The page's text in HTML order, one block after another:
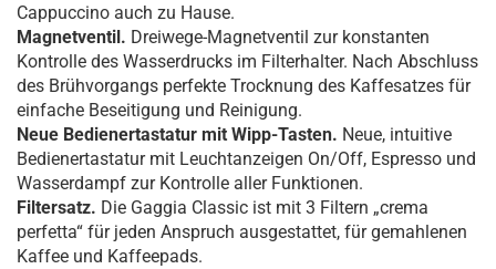
Cappuccino auch zu Hause.
Magnetventil. Dreiwege-Magnetventil zur konstanten
Kontrolle des Wasserdrucks im Filterhalter. Nach Abschluss
des Brühvorgangs perfekte Trocknung des Kaffesatzes für
einfache Beseitigung und Reinigung.
Neue Bedienertastatur mit Wipp-Tasten. Neue, intuitive
Bedienertastatur mit Leuchtanzeigen On/Off, Espresso und
Wasserdampf zur Kontrolle aller Funktionen.
Filtersatz. Die Gaggia Classic ist mit 3 Filtern „crema
perfetta“ für jeden Anspruch ausgestattet, für gemahlenen
Kaffee und Kaffeepads.